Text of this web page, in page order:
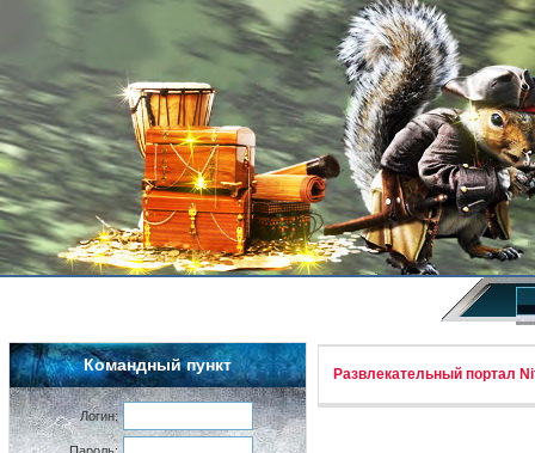
Командный пункт
Логин:
Развлекательный портал